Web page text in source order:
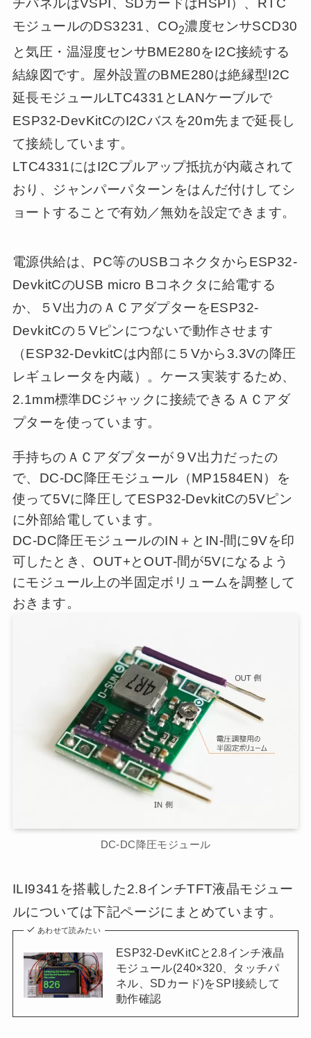
チパネルはVSPI、SDカードはHSPI）、RTC
モジュールのDS3231、CO2濃度センサSCD30
と気圧・温湿度センサBME280をI2C接続する
結線図です。屋外設置のBME280は絶縁型I2C
延長モジュールLTC4331とLANケーブルで
ESP32-DevKitCのI2Cバスを20m先まで延長し
て接続しています。
LTC4331にはI2Cプルアップ抵抗が内蔵されて
おり、ジャンパーパターンをはんだ付けしてシ
ョートすることで有効／無効を設定できます。
電源供給は、PC等のUSBコネクタからESP32-
DevkitCのUSB micro Bコネクタに給電する
か、５V出力のＡＣアダプターをESP32-
DevkitCの５Vピンにつないで動作させます
（ESP32-DevkitCは内部に５Vから3.3Vの降圧
レギュレータを内蔵）。ケース実装するため、
2.1mm標準DCジャックに接続できるＡＣアダ
プターを使っています。
手持ちのＡＣアダプターが９V出力だったの
で、DC-DC降圧モジュール（MP1584EN）を
使って5Vに降圧してESP32-DevkitCの5Vピン
に外部給電しています。
DC-DC降圧モジュールのIN＋とIN-間に9Vを印
可したとき、OUT+とOUT-間が5Vになるよう
にモジュール上の半固定ボリュームを調整して
おきます。
DC-DC降圧モジュール
ILI9341を搭載した2.8インチTFT液晶モジュー
ルについては下記ページにまとめています。
あわせて読みたい
ESP32-DevKitCと2.8インチ液晶
モジュール(240×320、タッチパ
ネル、SDカード)をSPI接続して
動作確認